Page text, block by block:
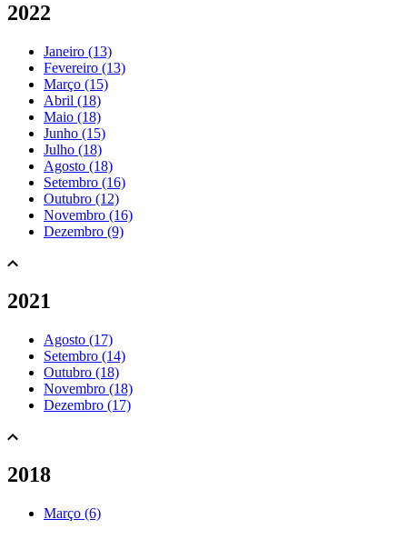
2022
Janeiro (13)
Fevereiro (13)
Março (15)
Abril (18)
Maio (18)
Junho (15)
Julho (18)
Agosto (18)
Setembro (16)
Outubro (12)
Novembro (16)
Dezembro (9)
2021
Agosto (17)
Setembro (14)
Outubro (18)
Novembro (18)
Dezembro (17)
2018
Março (6)